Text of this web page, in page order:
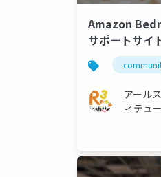
Amazon
サポートサイ
った話
アール
ィテュ